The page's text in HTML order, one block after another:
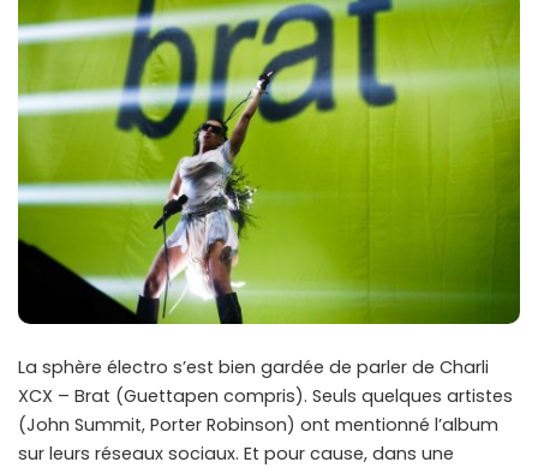
La sphère électro s’est bien gardée de parler de Charli
XCX – Brat (Guettapen compris). Seuls quelques artistes
(John Summit, Porter Robinson) ont mentionné l’album
sur leurs réseaux sociaux. Et pour cause, dans une